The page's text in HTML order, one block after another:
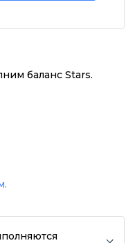
баланс Stars.